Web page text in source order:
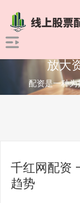
放大
配资是一种
千红网配资
趋势